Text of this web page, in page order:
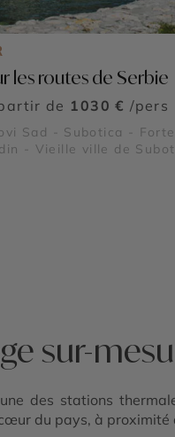
les routes de Serbie
de 1030 € /pers
Sad - Subotica -
- Vieille ville de
sur-
des stations
du pays, à